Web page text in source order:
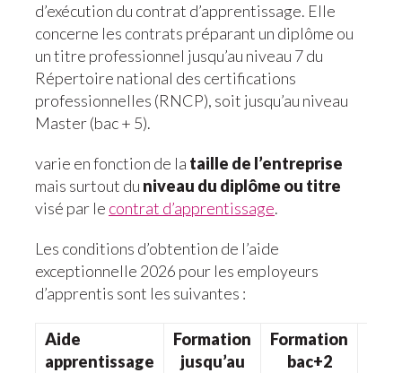
d’exécution du contrat d’apprentissage. Elle
concerne les contrats préparant un diplôme ou
un titre professionnel jusqu’au niveau 7 du
Répertoire national des certifications
professionnelles (RNCP), soit jusqu’au niveau
Master (bac + 5).
varie en fonction de la taille de l’entreprise
mais surtout du niveau du diplôme ou titre
visé par le contrat d’apprentissage.
Les conditions d’obtention de l’aide
exceptionnelle 2026 pour les employeurs
d’apprentis sont les suivantes :
Aide
apprentissage
Formation
jusqu’au
Formation
bac+2